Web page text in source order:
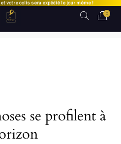
0
se profilent à
et votre colis sera expédié le jour même !